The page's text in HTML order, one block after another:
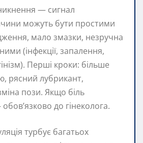
— сигнал
можуть бути простими
мало змазки, незручна
(інфекції, запалення,
Перші кроки: більше
рясний лубрикант,
пози. Якщо біль
до гінеколога.
турбує багатьох